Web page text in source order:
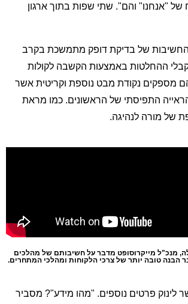
של "אנחנו" והם". שתי שפות בתוך ארגון
החשיבות של בדיקת דופק מתמשכת בקרב
ההחלטות באמצעות הקשבה לקולות
מספקים נקודת מבט נוספת וקריטית אשר
התפיסתי של הראשונים. כמו מראת
של מורה לנהיגה.
נדלה, מנכ"ל מייקרוסופט מדבר על חשיבותם של מהלכים
הבנה טובה יותר של צרכי הלקוחות ומהלכי המתחרים.
לינוק פרטים נוספים. "מהו מידע"? מסביר